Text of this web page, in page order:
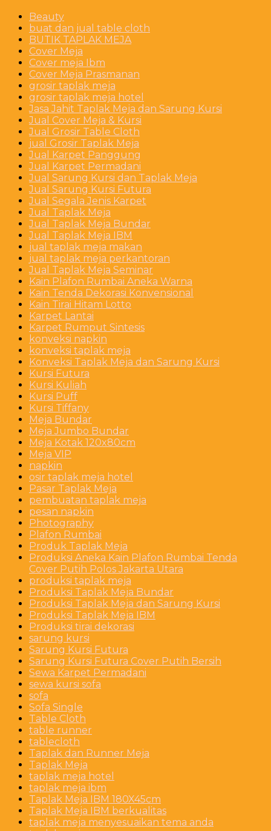
Beauty
buat dan jual table cloth
BUTIK TAPLAK MEJA
Cover Meja
Cover meja Ibm
Cover Meja Prasmanan
grosir taplak meja
grosir taplak meja hotel
Jasa Jahit Taplak Meja dan Sarung Kursi
Jual Cover Meja & Kursi
Jual Grosir Table Cloth
jual Grosir Taplak Meja
Jual Karpet Panggung
Jual Karpet Permadani
Jual Sarung Kursi dan Taplak Meja
Jual Sarung Kursi Futura
Jual Segala Jenis Karpet
Jual Taplak Meja
Jual Taplak Meja Bundar
Jual Taplak Meja IBM
jual taplak meja makan
jual taplak meja perkantoran
Jual Taplak Meja Seminar
Kain Plafon Rumbai Aneka Warna
Kain Tenda Dekorasi Konvensional
Kain Tirai Hitam Lotto
Karpet Lantai
Karpet Rumput Sintesis
konveksi napkin
konveksi taplak meja
Konveksi Taplak Meja dan Sarung Kursi
Kursi Futura
Kursi Kuliah
Kursi Puff
Kursi Tiffany
Meja Bundar
Meja Jumbo Bundar
Meja Kotak 120x80cm
Meja VIP
napkin
osir taplak meja hotel
Pasar Taplak Meja
pembuatan taplak meja
pesan napkin
Photography
Plafon Rumbai
Produk Taplak Meja
Produksi Aneka Kain Plafon Rumbai Tenda
Cover Putih Polos Jakarta Utara
produksi taplak meja
Produksi Taplak Meja Bundar
Produksi Taplak Meja dan Sarung Kursi
Produksi Taplak Meja IBM
Produksi tirai dekorasi
sarung kursi
Sarung Kursi Futura
Sarung Kursi Futura Cover Putih Bersih
Sewa Karpet Permadani
sewa kursi sofa
sofa
Sofa Single
Table Cloth
table runner
tablecloth
Taplak dan Runner Meja
Taplak Meja
taplak meja hotel
taplak meja ibm
Taplak Meja IBM 180X45cm
Taplak Meja IBM berkualitas
taplak meja menyesuaikan tema anda